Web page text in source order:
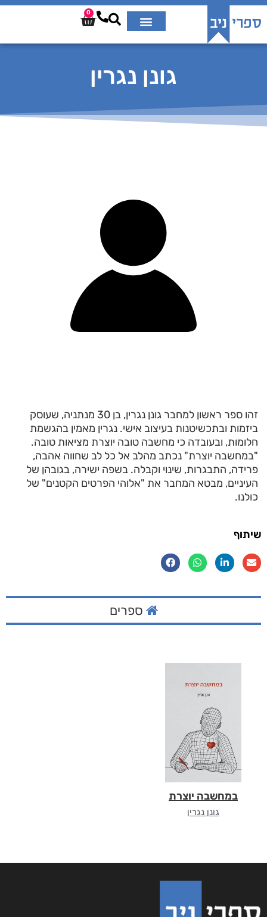
0
גונן נגרין
זהו ספר ראשון למחבר גונן נגרין, בן 30 מנתניה, שעוסק
ביזמות ובתכשיטנות בעיצוב אישי. נגרין מאמין בהגשמת
חלומות, ובעובדה כי מחשבה טובה יוצרת מציאות טובה.
"במחשבה יוצרת" נכתב מהלב אל כל לב שחווה אהבה,
פרידה, התבגרות, שינוי וקבלה. בשפה ישירה, בגובהן של
העיניים, מבטא המחבר את "אלוהי הפרטים הקטנים" של
כולנו.
שיתוף
ספרים
במחשבה יוצרת
גונן נגרין